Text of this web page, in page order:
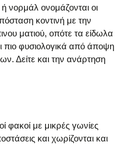
νορμάλ ονομάζονται οι
κοντινή με την
ματιού, οπότε τα είδωλα
πιο φυσιολογικά από άποψη
Δείτε και την ανάρτηση
φακοί με μικρές γωνίες
και χωρίζονται και